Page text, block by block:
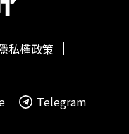
私權政策
Telegram